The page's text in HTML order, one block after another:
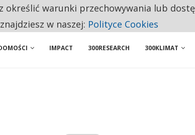
NA PODSTAWOWE ZAKUPY
KANDYDATÓW NIE ROZPOCZYNA PRACY
IMPACT 300RESEARCH 300KLIMAT
określić warunki przechowywania lub
w naszej: Polityce Cookies